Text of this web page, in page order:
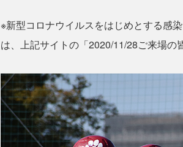
※新型コロナウイルスをはじめとする感
は、上記サイトの「2020/11/28ご来場